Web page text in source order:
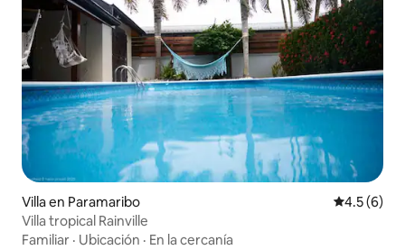
Villa en Paramaribo
4.5 (6)
Villa tropical Rainville
Familiar · Ubicación · En la cercanía